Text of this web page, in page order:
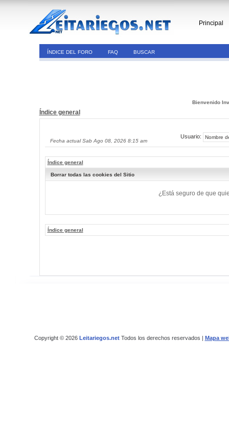
Principal
ÍNDICE DEL FORO FAQ BUSCAR
Bienvenido
Índice general
Fecha actual Sab Ago 08, 2026 8:15 am
Usuario:
Índice general
Borrar todas las cookies del Sitio
¿Está seguro de que
Índice general
Copyright © 2026 Leitariegos.netTodos los derechos reservados | Mapa